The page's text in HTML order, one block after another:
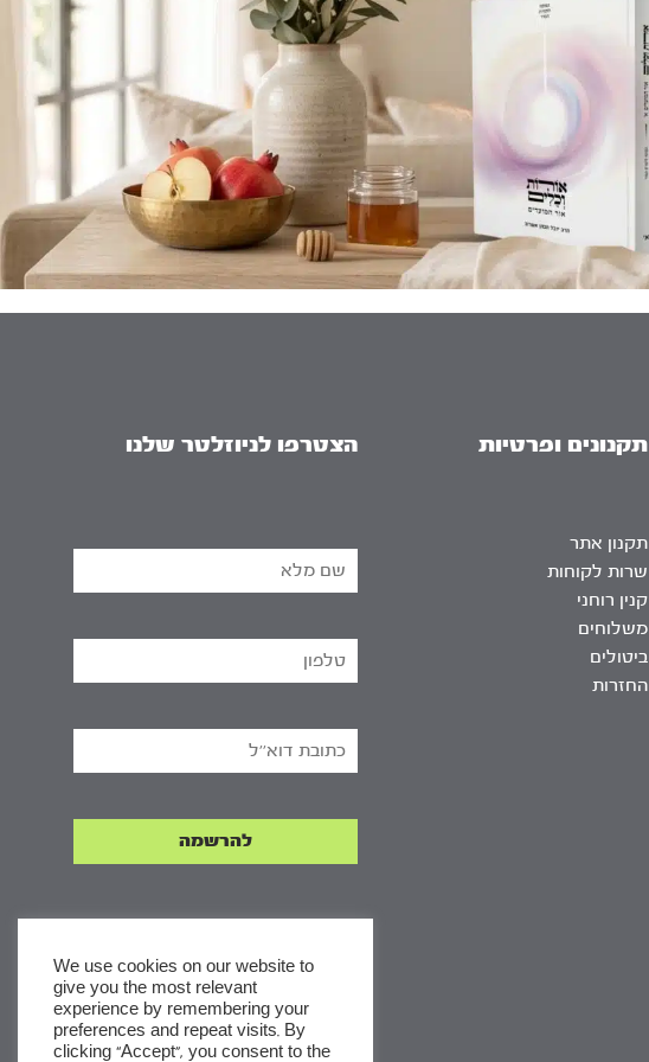
תקנונים ופרטיות
תקנון אתר
שרות לקוחות
קנין רוחני
משלוחים
ביטולים
החזרות
הצטרפו לניוזלטר שלנו
We use cookies on our website to
give you the most relevant
experience by remembering your
preferences and repeat visits. By
clicking “Accept”, you consent to the
x